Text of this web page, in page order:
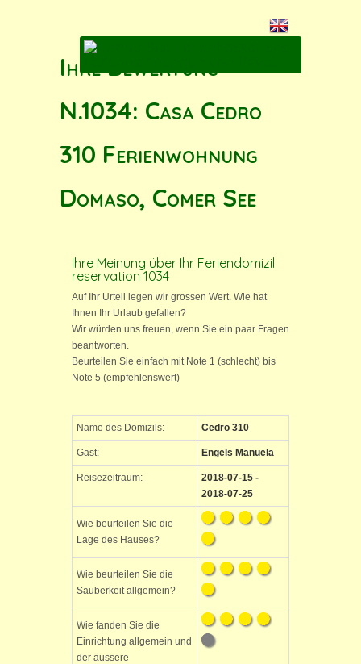
Ihre Bewertung
N.1034: Casa Cedro
310 Ferienwohnung
Domaso, Comer See
Ihre Meinung über Ihr Feriendomizil
reservation 1034
Auf Ihr Urteil legen wir grossen Wert. Wie hat
Ihnen Ihr Urlaub gefallen?
Wir würden uns freuen, wenn Sie ein paar Fragen
beantworten.
Beurteilen Sie einfach mit Note 1 (schlecht) bis
Note 5 (empfehlenswert)
Name des Domizils: Cedro 310
Gast: Engels Manuela
Reisezeitraum:
2018-07-15 -
2018-07-25
Wie beurteilen Sie die
Lage des Hauses?
Wie beurteilen Sie die
Sauberkeit allgemein?
Wie fanden Sie die
Einrichtung allgemein und
der äussere